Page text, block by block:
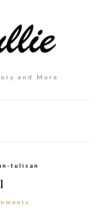
and More
tulisan